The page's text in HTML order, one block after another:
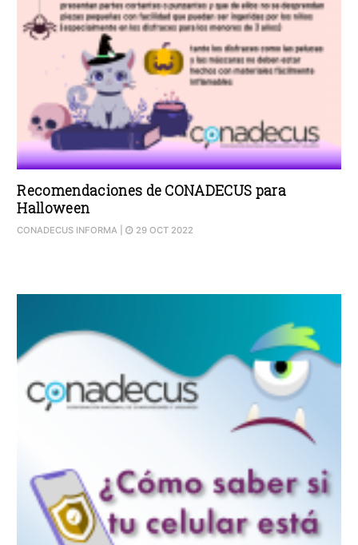
Recomendaciones de CONADECUS para
Halloween
CONADECUS INFORMA | 29 OCT 2022